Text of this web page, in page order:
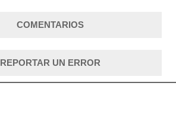
COMENTARIOS
REPORTAR UN ERROR